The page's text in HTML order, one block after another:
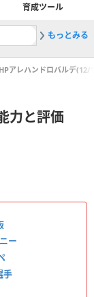
育成ツール
2最強選
もっとみる
HPアレハンドロバルデ(12/
力と評価
ー
手